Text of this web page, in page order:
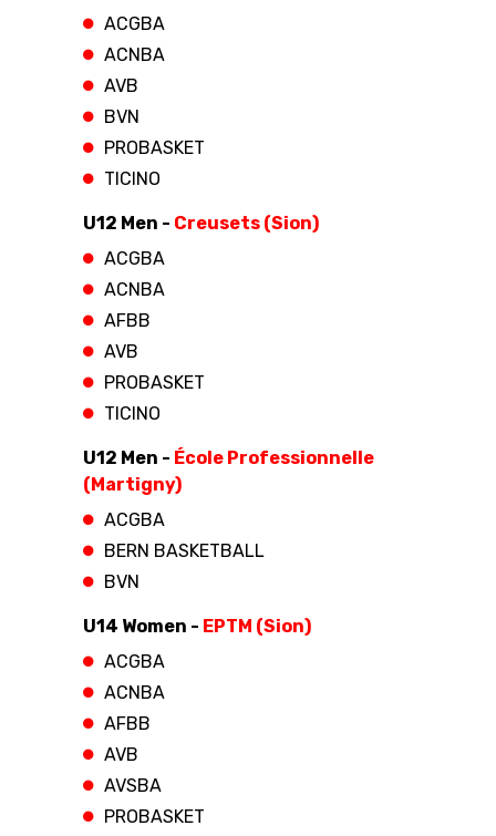
ACGBA
ACNBA
AVB
BVN
PROBASKET
TICINO
U12 Men - Creusets (Sion)
ACGBA
ACNBA
AFBB
AVB
PROBASKET
TICINO
U12 Men - École Professionnelle
(Martigny)
ACGBA
BERN BASKETBALL
BVN
U14 Women - EPTM (Sion)
ACGBA
ACNBA
AFBB
AVB
AVSBA
PROBASKET